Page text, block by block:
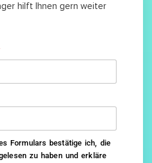
hilft Ihnen gern weiter
Formulars bestätige ich, die
zu haben und erkläre